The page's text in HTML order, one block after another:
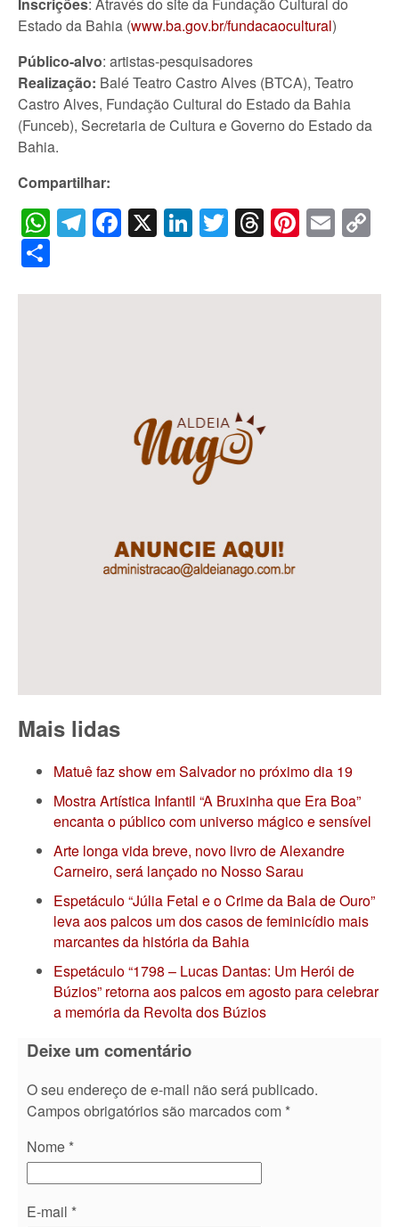
Inscrições: Através do site da Fundação Cultural do
Estado da Bahia (www.ba.gov.br/fundacaocultural)
Público-alvo: artistas-pesquisadores
Realização: Balé Teatro Castro Alves (BTCA), Teatro
Castro Alves, Fundação Cultural do Estado da Bahia
(Funceb), Secretaria de Cultura e Governo do Estado da
Bahia.
Compartilhar:
WhatsApp
Telegram
Facebook
X LinkedIn
Twitter
Threads
Mais lidas
Matuê faz show em Salvador no próximo dia 19
Mostra Artística Infantil “A Bruxinha que Era Boa”
encanta o público com universo mágico e sensível
Arte longa vida breve, novo livro de Alexandre
Carneiro, será lançado no Nosso Sarau
Espetáculo “Júlia Fetal e o Crime da Bala de Ouro”
leva aos palcos um dos casos de feminicídio mais
marcantes da história da Bahia
Espetáculo “1798 – Lucas Dantas: Um Herói de
Búzios” retorna aos palcos em agosto para celebrar
a memória da Revolta dos Búzios
Deixe um comentário
O seu endereço de e-mail não será publicado.
Campos obrigatórios são marcados com *
Nome *
E-mail *